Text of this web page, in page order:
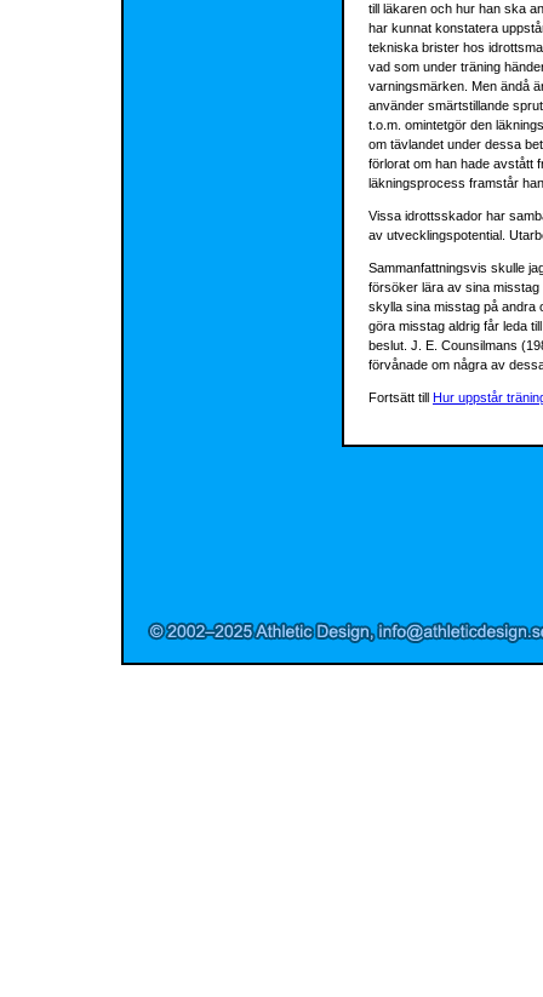
till läkaren och hur han ska
har kunnat konstatera
tekniska brister hos
vad som under träning
varningsmärken. Men ändå
använder smärtstillande
t.o.m. omintetgör den
om tävlandet under dessa
förlorat om han hade avstått
läkningsprocess framstår
Vissa idrottsskador har
av utvecklingspotential.
Sammanfattningsvis skulle
försöker lära av sina
skylla sina misstag på andra
göra misstag aldrig får leda
beslut. J. E. Counsilmans
förvånade om några av
Fortsätt till Hur uppstår